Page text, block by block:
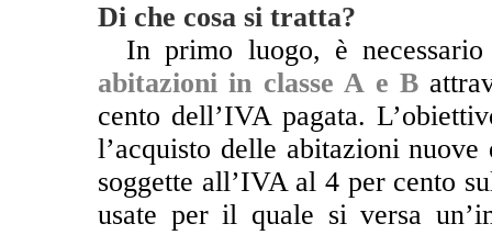
Di che cosa si tratta?
In primo luogo, è
abitazioni in classe A e B
cento dell’IVA pagata.
l’acquisto delle abitazioni
soggette all’IVA al 4 per cento
usate per il quale si versa